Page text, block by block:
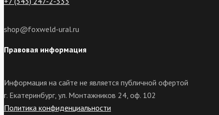
shop@foxweld-ural.ru
Правовая информация
Информация на сайте не является публичной офертой
г. Екатеринбург, ул. Монтажников 24, оф. 102
Политика конфиденциальности